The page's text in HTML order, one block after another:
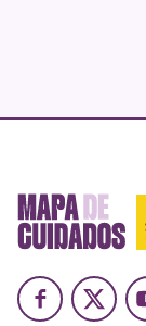
Facebook
X